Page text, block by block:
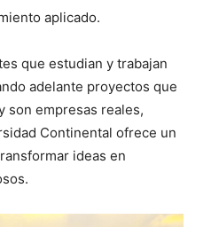
aplicado.
que estudian y trabajan
adelante proyectos que
son empresas reales,
Continental ofrece un
ideas en